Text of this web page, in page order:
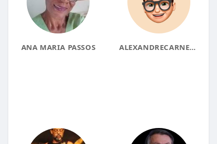
ANA MARIA PASSOS ALEXANDRECARNEIRO